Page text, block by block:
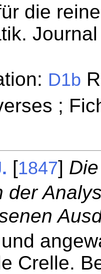
die
D1b
;
[1847]
der
Crelle.